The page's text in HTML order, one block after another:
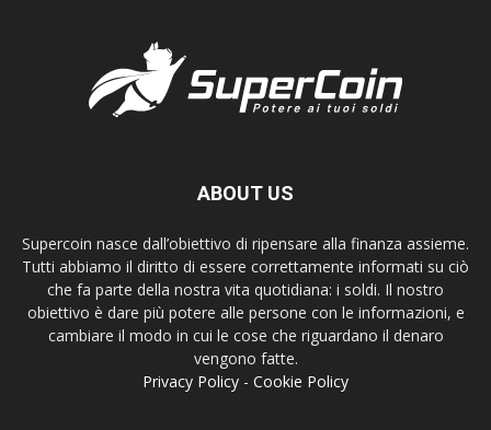
ABOUT US
Supercoin nasce dall’obiettivo di ripensare alla finanza assieme.
Tutti abbiamo il diritto di essere correttamente informati su ciò
che fa parte della nostra vita quotidiana: i soldi. Il nostro
obiettivo è dare più potere alle persone con le informazioni, e
cambiare il modo in cui le cose che riguardano il denaro
vengono fatte.
Privacy Policy - Cookie Policy